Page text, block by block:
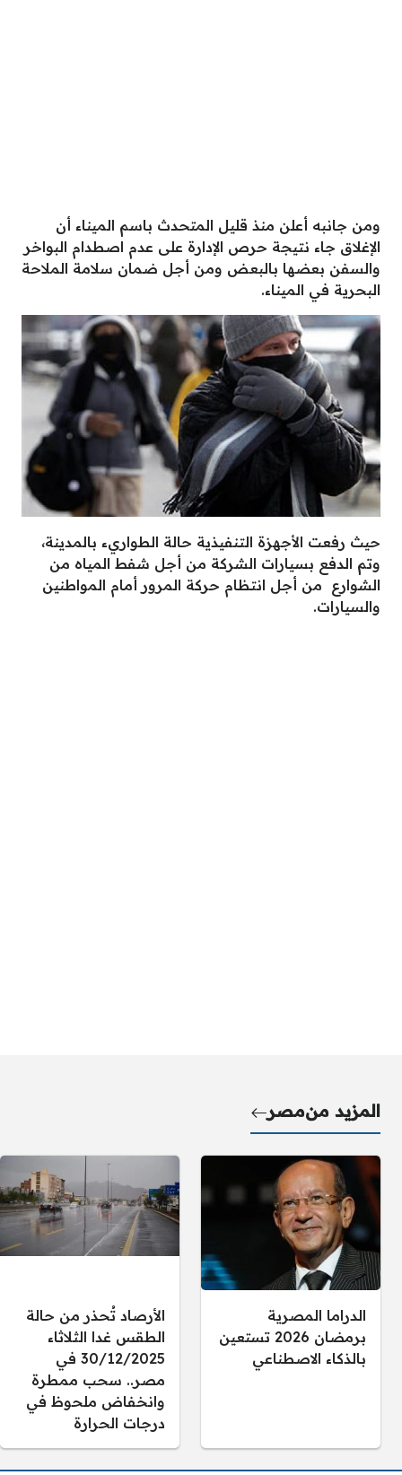
ومن جانبه أعلن منذ قليل المتحدث باسم الميناء أن
الإغلاق جاء نتيجة حرص الإدارة على عدم اصطدام البواخر
والسفن بعضها بالبعض ومن أجل ضمان سلامة الملاحة
البحرية في الميناء.
حيث رفعت الأجهزة التنفيذية حالة الطواريء بالمدينة،
وتم الدفع بسيارات الشركة من أجل شفط المياه من
الشوارع من أجل انتظام حركة المرور أمام المواطنين
والسيارات.
المزيد منمصر
الدراما المصرية
برمضان 2026 تستعين
بالذكاء الاصطناعي
الأرصاد تُحذر من حالة
الطقس غدا الثلاثاء
30/12/2025 في
مصر.. سحب ممطرة
وانخفاض ملحوظ في
درجات الحرارة